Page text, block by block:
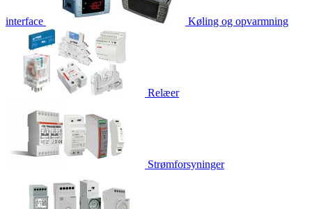
interface Køling og opvarmning
Relæer
Strømforsyninger